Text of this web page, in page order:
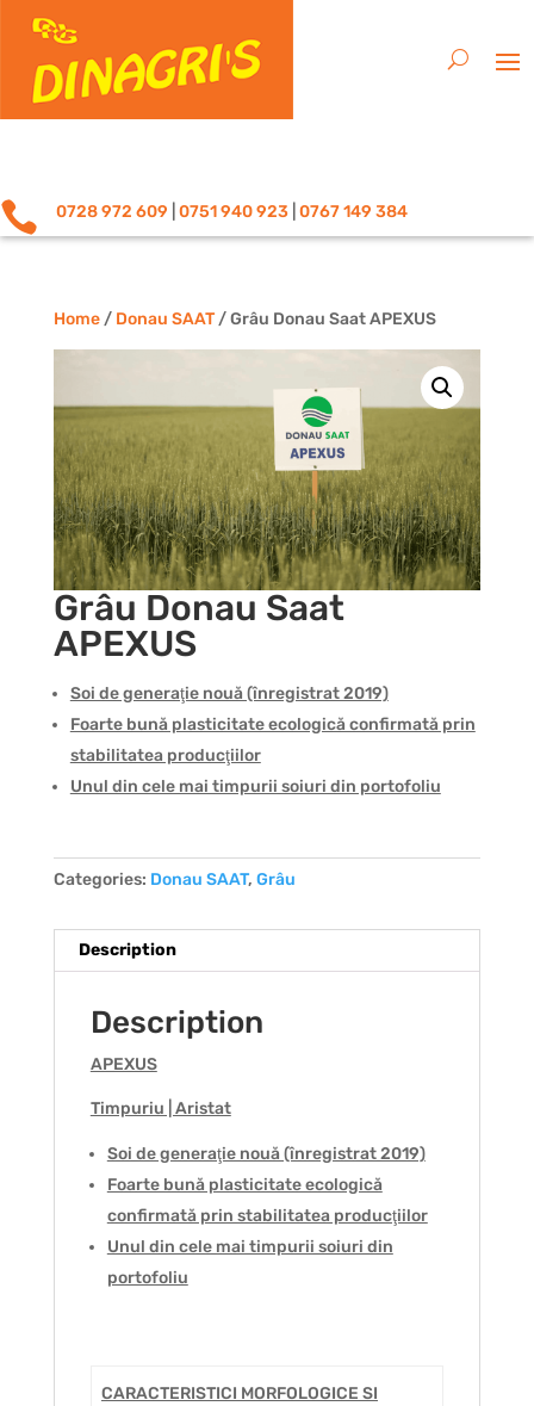
 0728 972 609 0751 940 923 0767 149 384
Home/ Donau SAAT/ Grâu Donau Saat APEXUS
Grâu Donau Saat
APEXUS
Soi de generaţie nouă (înregistrat 2019)
Foarte bună plasticitate ecologică confirmată prin
stabilitatea producţiilor
Unul din cele mai timpurii soiuri din portofoliu
Categories: Donau SAAT, Grâu
Description
Description
APEXUS
Timpuriu | Aristat
Soi de generaţie nouă (înregistrat 2019)
Foarte bună plasticitate ecologică
confirmată prin stabilitatea producţiilor
Unul din cele mai timpurii soiuri din
portofoliu
CARACTERISTICI MORFOLOGICE SI